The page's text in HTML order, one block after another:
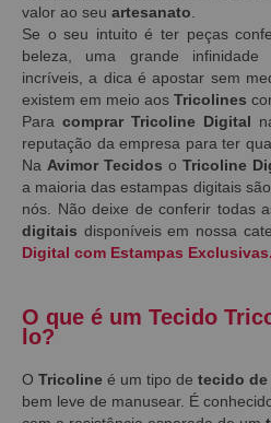
valor ao seu artesanato
Se o seu intuito é ter peças
beleza, uma grande
incríveis, a dica é apostar sem
existem em meio aos Tricolines
Para comprar Tricoline Digital
reputação da empresa para ter
Na Avimor Tecidos o Tricoline
a maioria das estampas digitais
nós. Não deixe de conferir todas
digitais disponíveis em nossa
Digital com Estampas Exclusivas.
O que é um Tecido
lo?
O Tricoline é um tipo de tecido de
bem leve de manusear. É